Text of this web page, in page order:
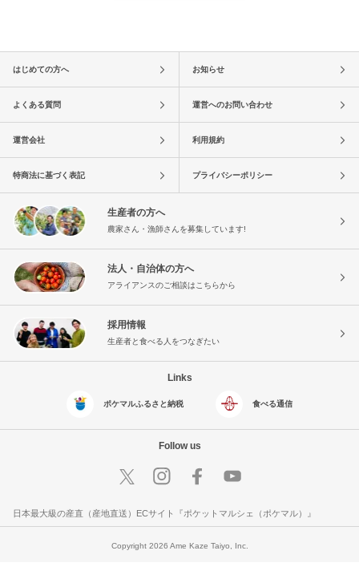
はじめての方へ お知らせ
よくある質問 運営へのお問い合わせ
運営会社 利用規約
特商法に基づく表記 プライバシーポリシー
生産者の方へ
農家さん・漁師さんを募集しています!
法人・自治体の方へ
アライアンスのご相談はこちらから
採用情報
生産者と食べる人をつなぎたい
Links
ポケマルふるさと納税 食べる通信
Follow us
日本最大級の産直（産地直送）ECサイト『ポケットマルシェ（ポケマル）』
Copyright 2026 Ame Kaze Taiyo, Inc.